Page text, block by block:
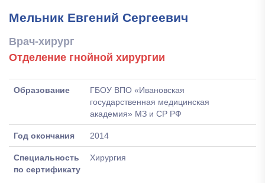
Мельник Евгений Сергеевич
Врач-хирург
Отделение гнойной хирургии
Образование
ГБОУ ВПО «Ивановская
государственная медицинская
академия» МЗ и СР РФ
Год окончания 2014
Специальность
по сертификату
Хирургия